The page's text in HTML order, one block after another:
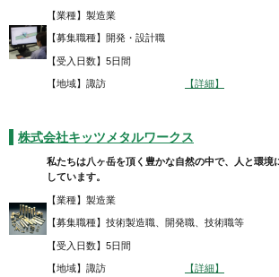
【業種】製造業
【募集職種】開発・設計職
【受入日数】5日間
【地域】諏訪 【詳細】
株式会社キッツメタルワークス
私たちは八ヶ岳を頂く豊かな自然の中で、人と環境
しています。
【業種】製造業
【募集職種】技術製造職、開発職、技術職等
【受入日数】5日間
【地域】諏訪 【詳細】